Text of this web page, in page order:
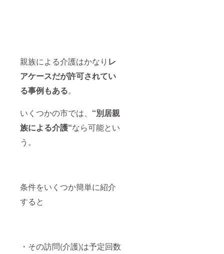
親族による介護はかなり レ
アケースだが許可されてい
る事例もある。
いくつかの市では、 “別居親
族による介護“なら可能とい
う。
条件をいくつか簡単に紹介
すると
・その訪問(介護)は予定回数